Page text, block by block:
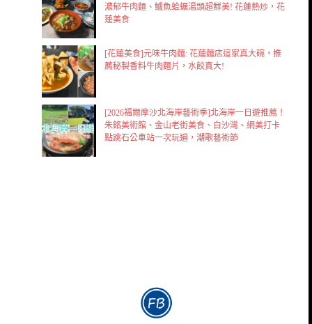
濃郁牛肉麵、鱸魚蛤蠣湯頭超鮮美! 花蓮熱炒，花
蓮美食
[花蓮美食]元味牛肉麵: 花蓮麵店這家真大碗，推
薦秘製香料牛肉麵片，水餃真大!
[2026福爾摩沙北海岸藝術季]北海岸一日遊推薦！
朱銘美術館、金山老街美食、白沙灣、網美打卡
點跳石公車站一次玩遍，潮歌藝術節